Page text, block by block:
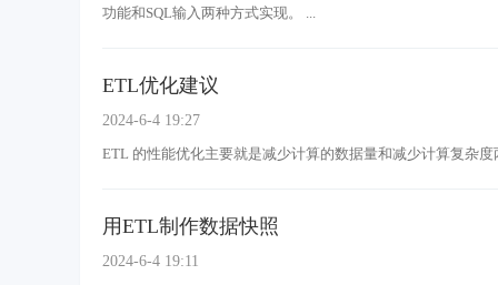
功能和SQL输入两种方式实现。 ...
ETL优化建议
2024-6-4 19:27
ETL 的性能优化主要就是减少计算的数据量和减少计算复杂度
用ETL制作数据快照
2024-6-4 19:11